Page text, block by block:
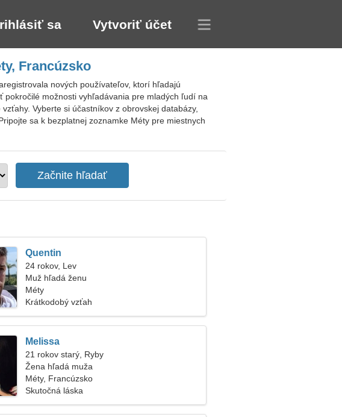
sa Vytvoriť účet
Francúzsko
nových používateľov, ktorí hľadajú
možnosti vyhľadávania pre mladých ľudí na
Vyberte si účastníkov z obrovskej databázy,
sa k bezplatnej zoznamke Méty pre miestnych
Quentin
24 rokov, Lev
Muž hľadá ženu
Méty
Krátkodobý vzťah
Melissa
21 rokov starý, Ryby
Žena hľadá muža
Méty, Francúzsko
Skutočná láska